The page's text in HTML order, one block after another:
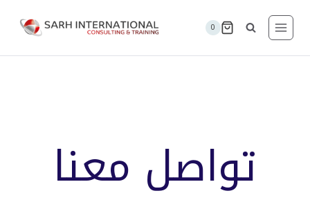
إلى
المحتوى 0
تواصل معنا